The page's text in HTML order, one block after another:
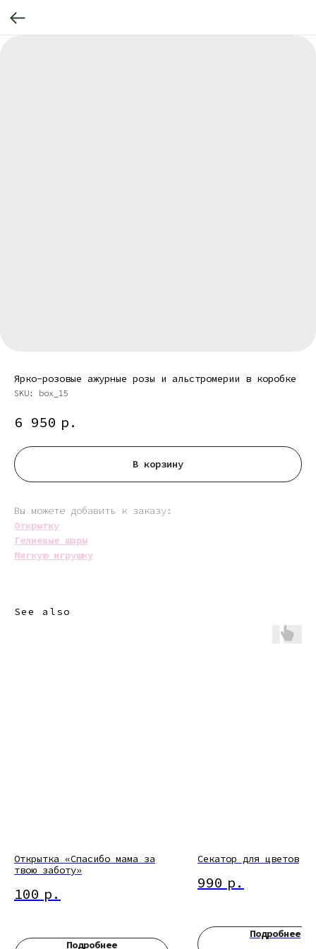
Ярко-розовые ажурные розы и альстромерии в коробке
SKU: box_15
6 950 р.
В корзину
Вы можете добавить к заказу:
Открытку
Гелиевые шары
Мягкую игрушку
See also
Открытка «Спасибо мама за
твою заботу»
100 р.
Подробнее
Секатор для цветов
990 р.
Подробнее